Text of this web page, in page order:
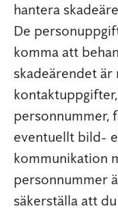
hantera
De
komma att
skadeärendet är
personnummer,
eventuellt bild-
kommunikation
personnummer
säkerställa att